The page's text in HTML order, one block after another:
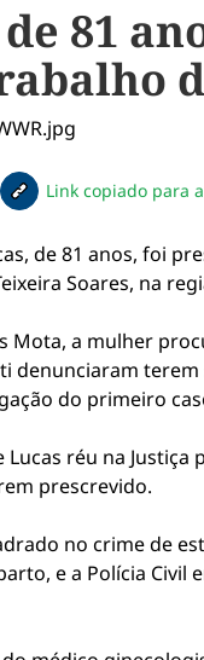
81
facebook
no twitter
pelo email
Copiar link da notícia
Link copiado para
de 81 anos, foi
Soares, na
Mota, a mulher
denunciaram
do primeiro
réu na
prescrevido.
no crime de
e a Polícia